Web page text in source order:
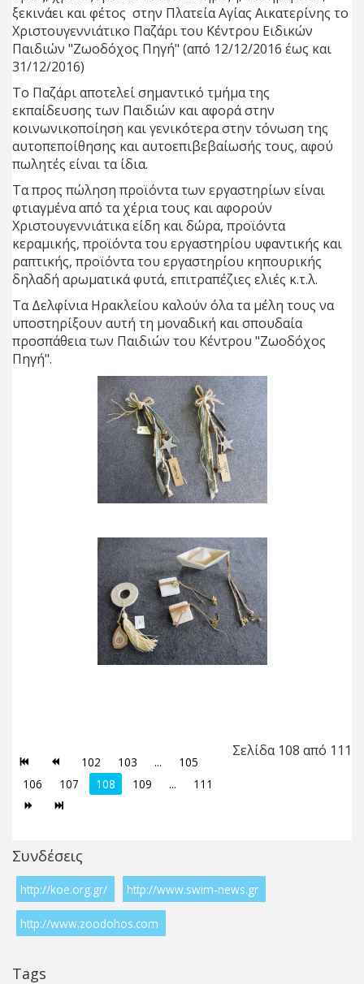
ξεκινάει και φέτος στην Πλατεία Αγίας Αικατερίνης το
Χριστουγεννιάτικο Παζάρι του Κέντρου Ειδικών
Παιδιών "Ζωοδόχος Πηγή" (από 12/12/2016 έως και
31/12/2016)
Το Παζάρι αποτελεί σημαντικό τμήμα της
εκπαίδευσης των Παιδιών και αφορά στην
κοινωνικοποίηση και γενικότερα στην τόνωση της
αυτοπεποίθησης και αυτοεπιβεβαίωσής τους, αφού
πωλητές είναι τα ίδια.
Τα προς πώληση προϊόντα των εργαστηρίων είναι
φτιαγμένα από τα χέρια τους και αφορούν
Χριστουγεννιάτικα είδη και δώρα, προϊόντα
κεραμικής, προϊόντα του εργαστηρίου υφαντικής και
ραπτικής, προϊόντα του εργαστηρίου κηπουρικής
δηλαδή αρωματικά φυτά, επιτραπέζιες ελιές κ.τ.λ.
Τα Δελφίνια Ηρακλείου καλούν όλα τα μέλη τους να
υποστηρίξουν αυτή τη μοναδική και σπουδαία
προσπάθεια των Παιδιών του Κέντρου "Ζωοδόχος
Πηγή".
Σελίδα 108 από 111
102 103 ...
105
106
107 108 109 ... 111
Συνδέσεις
http://koe.org.gr/ http://www.swim-news.gr
http://www.zoodohos.com
Tags